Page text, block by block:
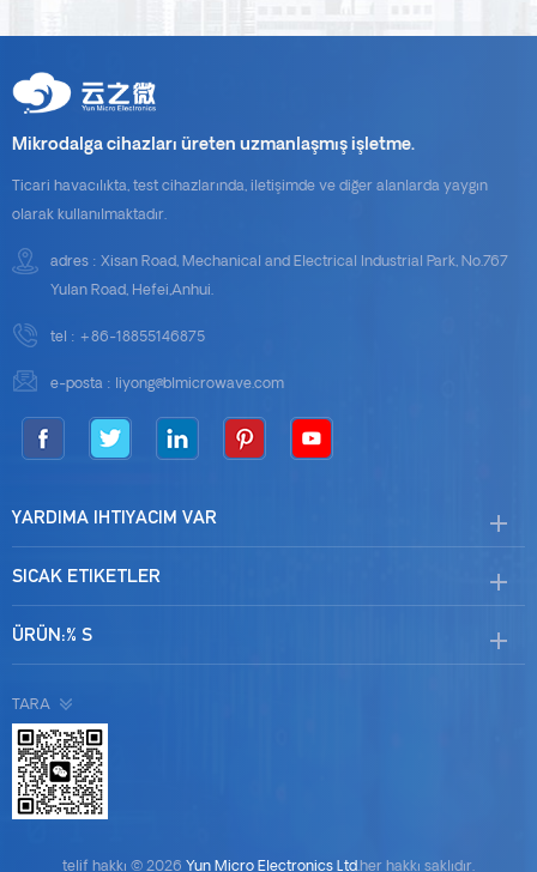
Mikrodalga cihazları üreten uzmanlaşmış işletme.
Ticari havacılıkta, test cihazlarında, iletişimde ve diğer alanlarda yaygın
olarak kullanılmaktadır.
adres : Xisan Road, Mechanical and Electrical Industrial Park, No.767
Yulan Road, Hefei,Anhui.
tel : +86-18855146875
e-posta : liyong@blmicrowave.com
YARDIMA IHTIYACIM VAR
SICAK ETIKETLER
ÜRÜN:% S
TARA
telif hakkı © 2026 Yun Micro Electronics Ltd.her hakkı saklıdır.